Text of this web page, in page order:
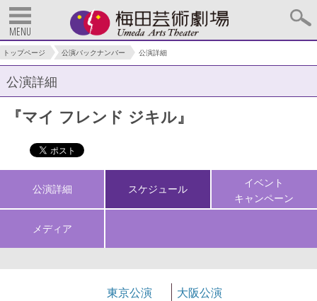
MENU
トップページ 公演バックナンバー 公演詳細
公演詳細
『マイ フレンド ジキル』
公演詳細 スケジュール
イベント
キャンペーン
メディア
東京公演 大阪公演